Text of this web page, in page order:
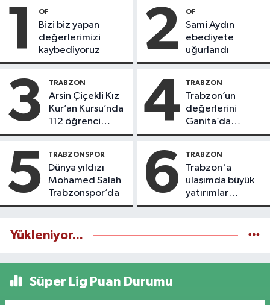
1 OF
Bizi biz yapan
değerlerimizi
kaybediyoruz
2 OF
Sami Aydın
ebediyete
uğurlandı
3 TRABZON
Arsin Çiçekli Kız
Kur’an Kursu’nda
112 öğrenci
icazet aldı
4 TRABZON
Trabzon’un
değerlerini
Ganita’da
yaşatıyoruz
5 TRABZONSPOR
Dünya yıldızı
Mohamed Salah
Trabzonspor’da
6 TRABZON
Trabzon'a
ulaşımda büyük
yatırımlar
yapılıyor
Yükleniyor...
Süper Lig Puan Durumu